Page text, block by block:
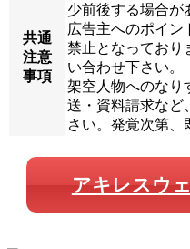
共通
注意
事項
少前後する場合が
広告主へのポイン
禁止となっており
い合わせ下さい。
架空人物へのなり
送・資料請求など
さい。発覚次第、
アキレスウ